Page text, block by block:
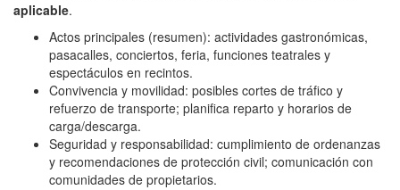
aplicable.
Actos principales (resumen): actividades gastronómicas,
pasacalles, conciertos, feria, funciones teatrales y
espectáculos en recintos.
Convivencia y movilidad: posibles cortes de tráfico y
refuerzo de transporte; planifica reparto y horarios de
carga/descarga.
Seguridad y responsabilidad: cumplimiento de ordenanzas
y recomendaciones de protección civil; comunicación con
comunidades de propietarios.